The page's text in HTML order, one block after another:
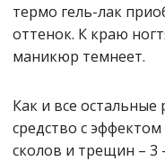
термо гель-лак
оттенок. К краю
маникюр темнеет.
Как и все остальные
средство с
сколов и трещин – 3